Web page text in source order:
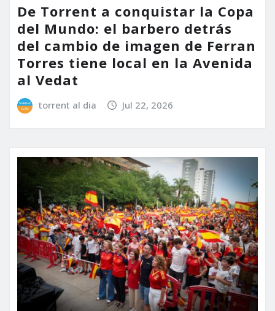
De Torrent a conquistar la Copa
del Mundo: el barbero detrás
del cambio de imagen de Ferran
Torres tiene local en la Avenida
al Vedat
torrent al dia Jul 22, 2026